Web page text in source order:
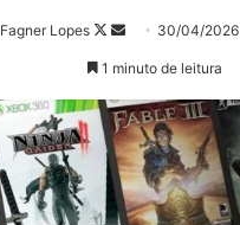
Fagner Lopes
Follow
Mande
mail
30/04/2026
1 minuto de leitura